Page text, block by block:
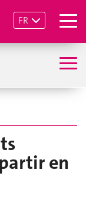
FR
en